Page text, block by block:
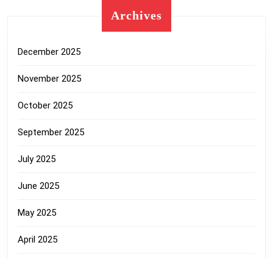
Archives
December 2025
November 2025
October 2025
September 2025
July 2025
June 2025
May 2025
April 2025